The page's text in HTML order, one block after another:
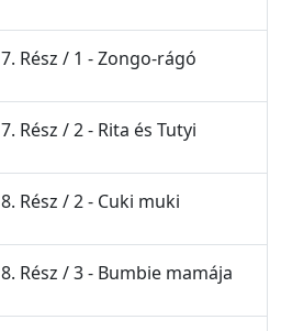
Rész / 1 - Zongo-rágó
Rész / 2 - Rita és Tutyi
Rész / 2 - Cuki muki
Rész / 3 - Bumbie mamája